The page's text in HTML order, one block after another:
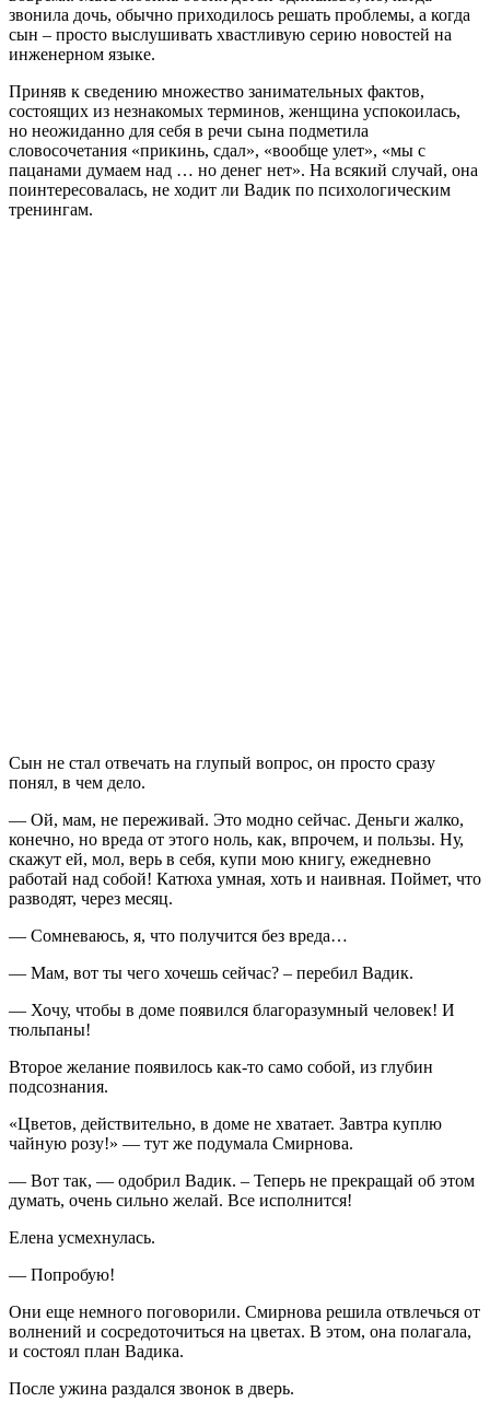
звонила дочь, обычно приходилось решать проблемы, а когда
сын – просто выслушивать хвастливую серию новостей на
инженерном языке.
Приняв к сведению множество занимательных фактов,
состоящих из незнакомых терминов, женщина успокоилась,
но неожиданно для себя в речи сына подметила
словосочетания «прикинь, сдал», «вообще улет», «мы с
пацанами думаем над … но денег нет». На всякий случай, она
поинтересовалась, не ходит ли Вадик по психологическим
тренингам.
Сын не стал отвечать на глупый вопрос, он просто сразу
понял, в чем дело.
— Ой, мам, не переживай. Это модно сейчас. Деньги жалко,
конечно, но вреда от этого ноль, как, впрочем, и пользы. Ну,
скажут ей, мол, верь в себя, купи мою книгу, ежедневно
работай над собой! Катюха умная, хоть и наивная. Поймет, что
разводят, через месяц.
— Сомневаюсь, я, что получится без вреда…
— Мам, вот ты чего хочешь сейчас? – перебил Вадик.
— Хочу, чтобы в доме появился благоразумный человек! И
тюльпаны!
Второе желание появилось как-то само собой, из глубин
подсознания.
«Цветов, действительно, в доме не хватает. Завтра куплю
чайную розу!» — тут же подумала Смирнова.
— Вот так, — одобрил Вадик. – Теперь не прекращай об этом
думать, очень сильно желай. Все исполнится!
Елена усмехнулась.
— Попробую!
Они еще немного поговорили. Смирнова решила отвлечься от
волнений и сосредоточиться на цветах. В этом, она полагала,
и состоял план Вадика.
После ужина раздался звонок в дверь.